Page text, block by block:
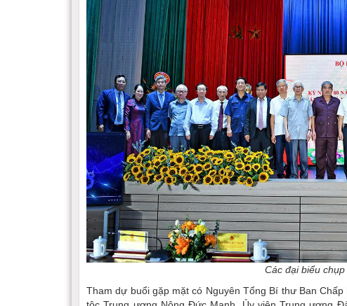
Các đại biểu
Tham dự buổi gặp mặt có Nguyên Tổng Bí thư Ban